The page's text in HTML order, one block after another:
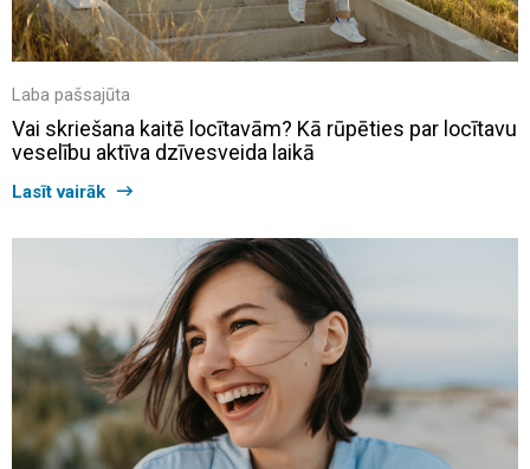
Laba pašsajūta
Vai skriešana kaitē locītavām? Kā rūpēties par locītavu
veselību aktīva dzīvesveida laikā
Lasīt vairāk